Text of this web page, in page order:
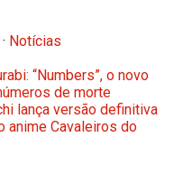
· Notícias
“Numbers”, o novo
de morte
lança versão definitiva
anime Cavaleiros do